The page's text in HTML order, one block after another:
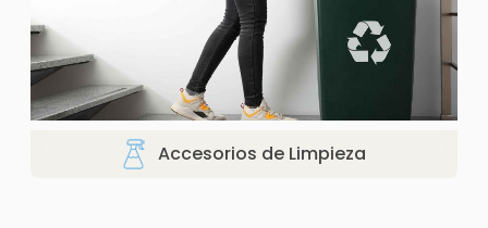
Accesorios de Limpieza